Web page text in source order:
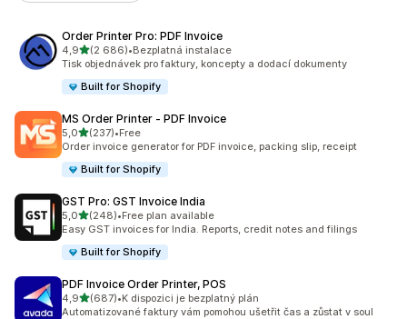
Order Printer Pro: PDF Invoice
4,9z 5 hvězd
(2 686)
Celkový počet recenzí: 2686
•Bezplatná instalace
Tisk objednávek pro faktury, koncepty a dodací dokumenty
Built for Shopify
MS Order Printer ‑ PDF Invoice
5,0z 5 hvězd
(237)
Celkový počet recenzí: 237
•Free
Order invoice generator for PDF invoice, packing slip, receipt
Built for Shopify
GST Pro: GST Invoice India
5,0z 5 hvězd
(248)
Celkový počet recenzí: 248
•Free plan available
Easy GST invoices for India. Reports, credit notes and filings
Built for Shopify
PDF Invoice Order Printer, POS
4,9z 5 hvězd
(687)
Celkový počet recenzí: 687
•K dispozici je bezplatný plán
Automatizované faktury vám pomohou ušetřit čas a zůstat v soul